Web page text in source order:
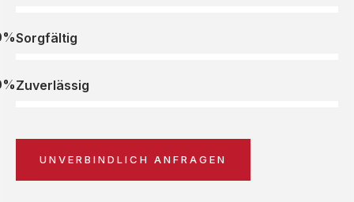
Sorgfältig
Zuverlässig
UNVERBINDLICH ANFRAGEN